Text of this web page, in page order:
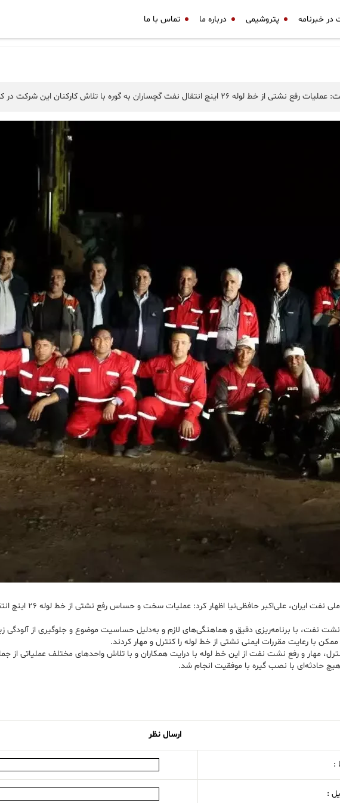
خبرنامه پتروشیمی درباره ما تماس با ما
گوره با تلاش کارکنان این شرکت در کمترین زمان ممکن پایان یافت.
به گزارش پتروچی به نقل
نفت، با برنامه‌ریزی دقیق و هماهنگی‌های لازم و به‌دلیل حساسیت موضوع و جلوگیری از
با رعایت مقررات ایمنی نشتی از خط لوله را کنترل و مهار کردند.
مهار و رفع نشت نفت از این خط لوله با درایت همکاران و با تلاش واحدهای مختلف عملیاتی از
حادثه‌ای با نصب گیره با موفقیت انجام شد.
ارسال نظر
:
: